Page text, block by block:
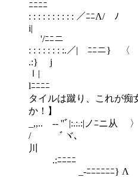
ﾆﾆﾆﾆ
: : : : : : : : :
'/ﾆﾆニ
: : : : : : : :.／
.:} j
lﾆﾆﾆﾆ 【こ
タイルは蹴り、これが痴
か！】
_,,.. -‐ ''ﾞ|:.:.:|
/ ﾞヾ､
.:ﾆﾆﾆﾆ
_-ﾆﾆﾆﾆ